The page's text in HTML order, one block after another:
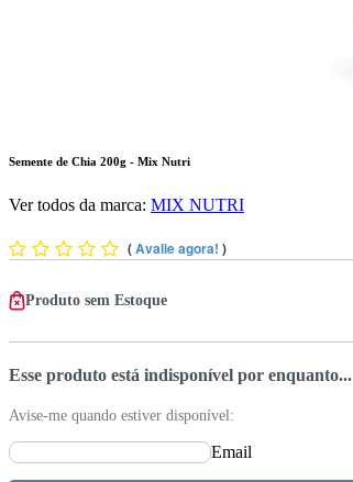
Semente de Chia 200g - Mix Nutri
Ver todos da marca: MIX NUTRI
(Avalie agora! )
Produto sem Estoque
Esse produto está indisponível por enquanto...
Avise-me quando estiver disponível:
Email